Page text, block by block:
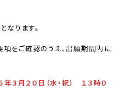
ります。
をご確認のうえ、出願期間内に
月２０日（水・祝） １３時０